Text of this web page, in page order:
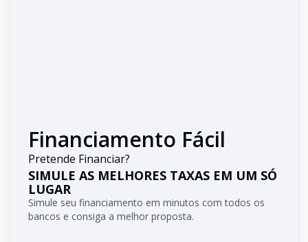
Financiamento Fácil
Pretende Financiar?
SIMULE AS MELHORES TAXAS EM UM SÓ
LUGAR
Simule seu financiamento em minutos com todos os
bancos e consiga a melhor proposta.